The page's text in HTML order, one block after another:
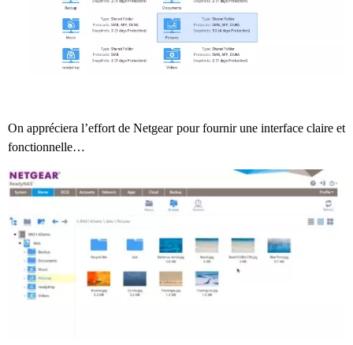
On appréciera l’effort de Netgear pour fournir une interface claire et
fonctionnelle…